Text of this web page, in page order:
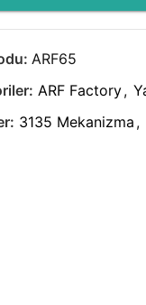
ARF65
ARF Factory,
3135 Mekanizma ,